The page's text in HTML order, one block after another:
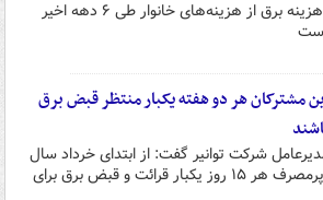
۱۴۰۲ نشان می‌دهد سهم هزینه برق از هزینه‌های خانوار طی ۶ دهه اخیر
مشترکان هر دو هفته یکبار منتظر قبض برق
شرکت توانیر گفت: از ابتدای خرداد سال
جاری کنتور برق مشترکان پرمصرف هر ۱۵ روز یکبار قرائت و قبض برق برای